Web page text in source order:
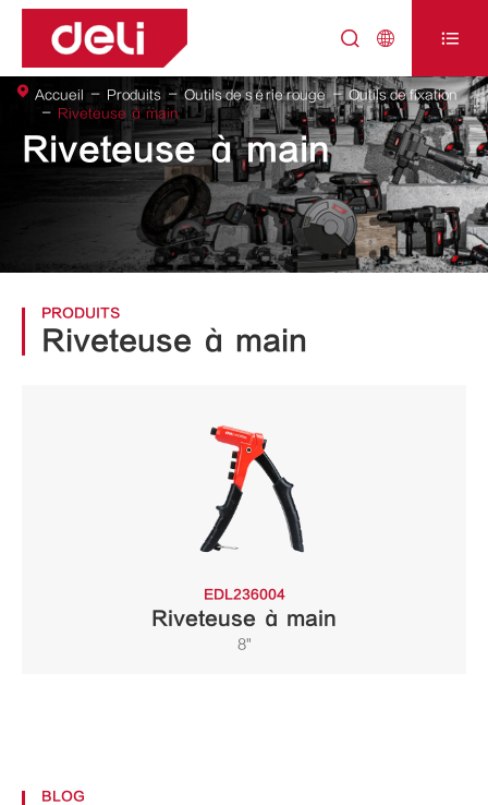
  
Riveteuse à main
Accueil Produits Outils de série rouge
Outils de fixation
Riveteuse à main
PRODUITS
Riveteuse à main
EDL236004
Riveteuse à main
8"
BLOG